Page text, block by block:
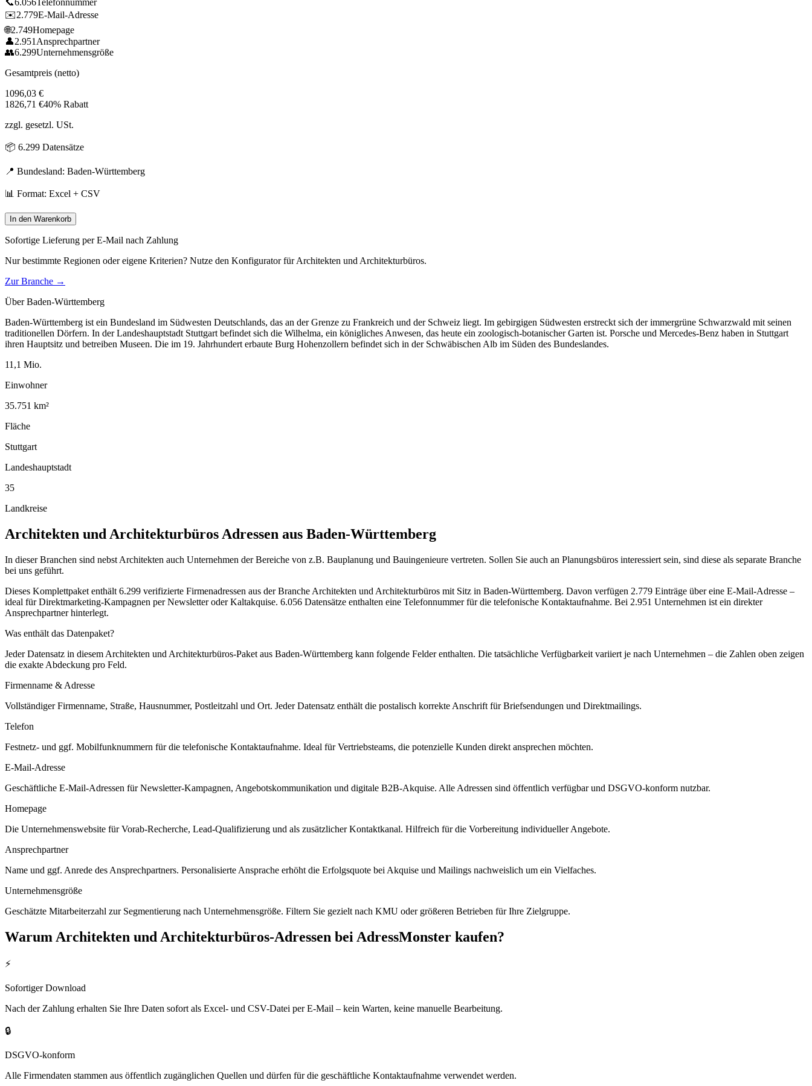
✉️2.779E-Mail-Adresse
🌐2.749Homepage
👤2.951 Ansprechpartner
👥6.299Unternehmensgröße
Gesamtpreis (netto)
1096,03 €
1826,71 €40% Rabatt
zzgl. gesetzl. USt.
📦 6.299 Datensätze
📍 Bundesland: Baden-Württemberg
📊 Format: Excel + CSV
In den Warenkorb
Sofortige Lieferung per E-Mail nach Zahlung
Nur bestimmte Regionen oder eigene Kriterien? Nutze den Konfigurator fürArchitekten und Architekturbüros.
Zur Branche →
ÜberBaden-Württemberg
Baden-Württemberg ist ein Bundesland im Südwesten Deutschlands, das an der Grenze zu Frankreich und der Schweiz liegt. Im gebirgigen Südwesten erstreckt sich der immergrüne Schwarzwald mit seinen
traditionellen Dörfern. In der Landeshauptstadt Stuttgart befindet sich die Wilhelma, ein königliches Anwesen, das heute ein zoologisch-botanischer Garten ist. Porsche und Mercedes-Benz haben in Stuttgart
ihren Hauptsitz und betreiben Museen. Die im 19. Jahrhundert erbaute Burg Hohenzollern befindet sich in der Schwäbischen Alb im Süden des Bundeslandes.
11,1 Mio.
Einwohner
35.751 km²
Fläche
Stuttgart
Landeshauptstadt
35
Landkreise
Architekten und Architekturbüros Adressen aus Baden-Württemberg
In dieser Branchen sind nebst Architekten auch Unternehmen der Bereiche von z.B. Bauplanung und Bauingenieure vertreten. Sollen Sie auch an Planungsbüros interessiert sein, sind diese als separate Branche
bei uns geführt.
Dieses Komplettpaket enthält 6.299 verifizierte Firmenadressen aus der Branche Architekten und Architekturbüros mit Sitz in Baden-Württemberg. Davon verfügen 2.779 Einträge über eine E-Mail-Adresse –
ideal für Direktmarketing-Kampagnen per Newsletter oder Kaltakquise. 6.056 Datensätze enthalten eine Telefonnummer für die telefonische Kontaktaufnahme. Bei 2.951 Unternehmen ist ein direkter
Ansprechpartner hinterlegt.
Was enthält das Datenpaket?
Jeder Datensatz in diesem Architekten und Architekturbüros-Paket aus Baden-Württemberg kann folgende Felder enthalten. Die tatsächliche Verfügbarkeit variiert je nach Unternehmen – die Zahlen oben zeigen
die exakte Abdeckung pro Feld.
Firmenname & Adresse
Vollständiger Firmenname, Straße, Hausnummer, Postleitzahl und Ort. Jeder Datensatz enthält die postalisch korrekte Anschrift für Briefsendungen und Direktmailings.
Telefon
Festnetz- und ggf. Mobilfunknummern für die telefonische Kontaktaufnahme. Ideal für Vertriebsteams, die potenzielle Kunden direkt ansprechen möchten.
E-Mail-Adresse
Geschäftliche E-Mail-Adressen für Newsletter-Kampagnen, Angebotskommunikation und digitale B2B-Akquise. Alle Adressen sind öffentlich verfügbar und DSGVO-konform nutzbar.
Homepage
Die Unternehmenswebsite für Vorab-Recherche, Lead-Qualifizierung und als zusätzlicher Kontaktkanal. Hilfreich für die Vorbereitung individueller Angebote.
Ansprechpartner
Name und ggf. Anrede des Ansprechpartners. Personalisierte Ansprache erhöht die Erfolgsquote bei Akquise und Mailings nachweislich um ein Vielfaches.
Unternehmensgröße
Geschätzte Mitarbeiterzahl zur Segmentierung nach Unternehmensgröße. Filtern Sie gezielt nach KMU oder größeren Betrieben für Ihre Zielgruppe.
Warum Architekten und Architekturbüros-Adressen bei AdressMonster kaufen?
⚡
Sofortiger Download
Nach der Zahlung erhalten Sie Ihre Daten sofort als Excel- und CSV-Datei per E-Mail – kein Warten, keine manuelle Bearbeitung.
🔒
DSGVO-konform
Alle Firmendaten stammen aus öffentlich zugänglichen Quellen und dürfen für die geschäftliche Kontaktaufnahme verwendet werden.